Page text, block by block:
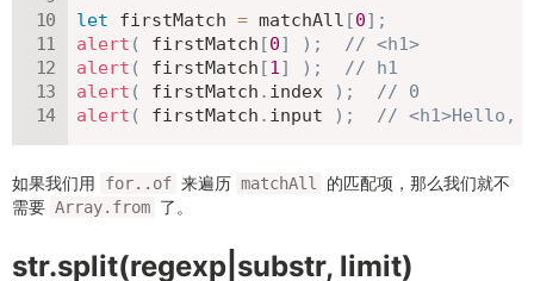
let firstMatch = matchAll [0] ;
alert ( firstMatch [0] ) ;
// <h1>
alert ( firstMatch [1] ) ;
// h1
alert ( firstMatch . index ) ;
// 0
alert ( firstMatch . input ) ; // <h1>Hello,
如果我们用 for..of 来遍历 matchAll
的匹配项，那么我们就不
需要 Array.from 了。
str.split(regexp|substr, limit)